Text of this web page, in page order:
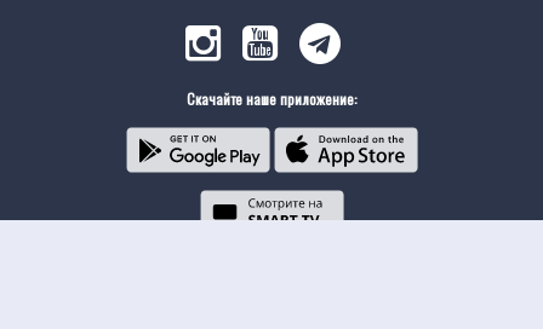
Скачайте наше приложение: